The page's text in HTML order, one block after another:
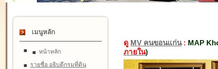
เมนูหลัก
หน้าหลัก
รายชื่อ อธิบดีกรมที่ดิน
ดู MV คนขอนแก่น: MAP
ภายใน)